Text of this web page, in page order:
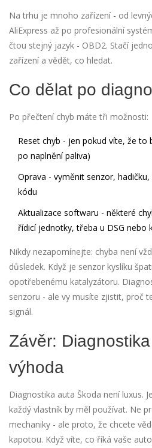
Na trhu je mnoho zařízení - od
AliExpress až po profesionální
čtou stejný jazyk - OBD2. Stačí
zařízení a vědět, co hledat.
Co dělat po
Po přečtení chyb máte tři možnosti:
Reset chyb - jen pokud víte, že to
po naplnění paliva)
Oprava - vyměnit senzor,
kódu
Aktualizace softwaru - některé
řídicí jednotky, třeba u DSG nebo
Nikdy nezapomínejte: chyba není
důsledek. Když je senzor kyslíku
opotřebenému katalyzátoru.
senzoru - ale vy musíte zjistit, proč
signál.
Závěr:
výhoda
Diagnostika auta Škoda není luxus.
každý vlastník by měl používat. Ne
mechaniky - ale proto, že chcete
kapotou. Když víte, co říká vaše